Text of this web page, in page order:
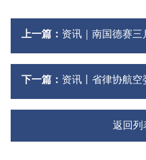
上一篇： 资讯｜南国德赛三
下一篇： 资讯丨省律协航
返回列